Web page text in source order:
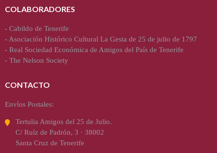
COLABORADORES
- Cabildo de Tenerife
- Asociación Histórico Cultural La Gesta de 25 de julio de 1797
- Real Sociedad Económica de Amigos del País de Tenerife
- The Nelson Society
CONTACTO
Envíos Postales:
Tertulia Amigos del 25 de Julio.
C/ Ruíz de Padrón, 3 · 38002
Santa Cruz de Tenerife